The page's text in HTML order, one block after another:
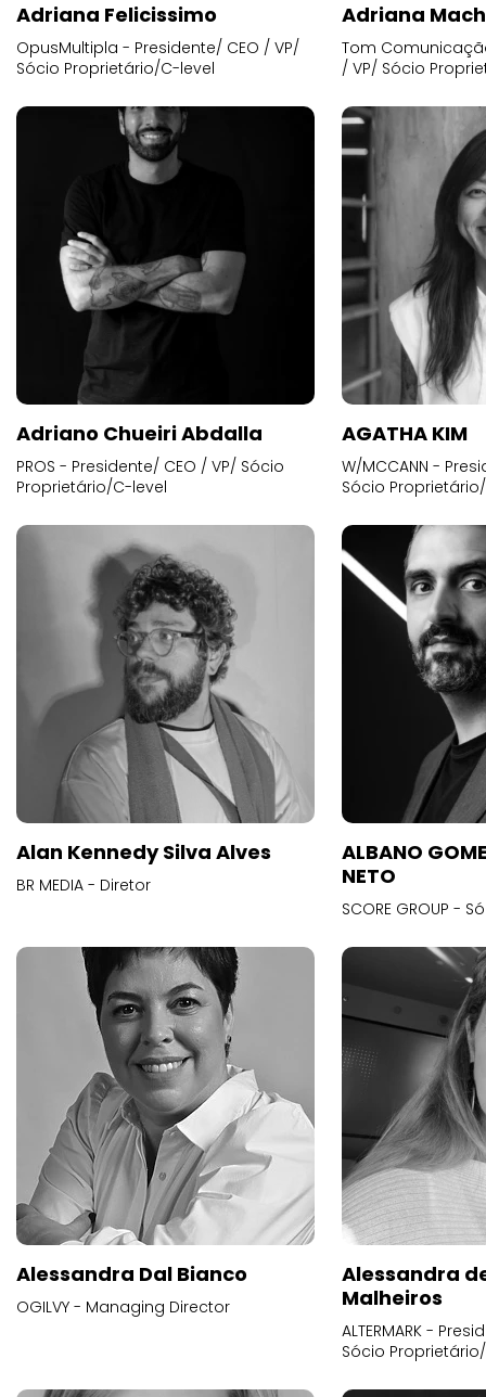
Adriana Felicissimo
OpusMultipla - Presidente/ CEO / VP/
Sócio Proprietário/C-level
Adriana
Tom
/ VP/ Sócio
Adriano Chueiri Abdalla
PROS - Presidente/ CEO / VP/ Sócio
Proprietário/C-level
AGATHA KIM
W/MCCANN -
Sócio
Alan Kennedy Silva Alves
BR MEDIA - Diretor
ALBANO
NETO
SCORE GROUP -
Alessandra Dal Bianco
OGILVY - Managing Director
Alessandra
Malheiros
ALTERMARK -
Sócio